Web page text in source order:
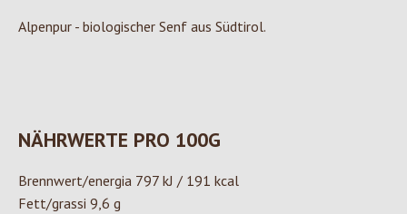
Alpenpur - biologischer Senf aus Südtirol.
NÄHRWERTE PRO 100G
Brennwert/energia 797 kJ / 191 kcal
Fett/grassi 9,6 g